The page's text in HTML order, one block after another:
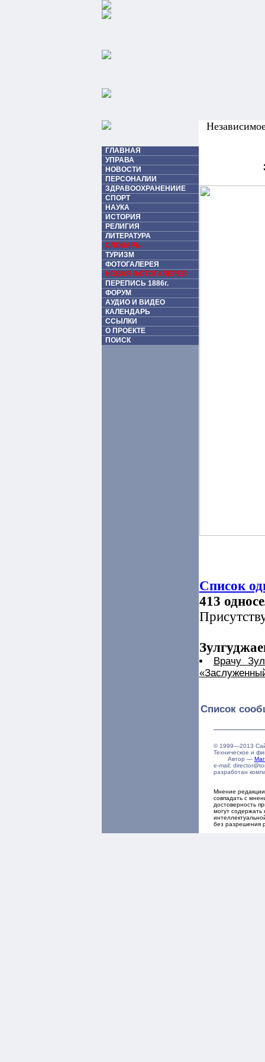
ГЛАВНАЯ
УПРАВА
НОВОСТИ
ПЕРСОНАЛИИ
ЗДРАВООХРАНЕНИИЕ
СПОРТ
НАУКА
ИСТОРИЯ
РЕЛИГИЯ
ЛИТЕРАТУРА
СЛОВАРЬ
ТУРИЗМ
ФОТОГАЛЕРЕЯ
НОВАЯ ФОТОГАЛЕРЕЯ
ПЕРЕПИСЬ 1886г.
ФОРУМ
АУДИО И ВИДЕО
КАЛЕНДАРЬ
ССЫЛКИ
О ПРОЕКТЕ
ПОИСК
Список
413
Врачу
Список
© 1999—2013
Техническое и
Автор —
e-mail:
разработан
Мнение
совпадать с
достоверность
могут
без разрешения